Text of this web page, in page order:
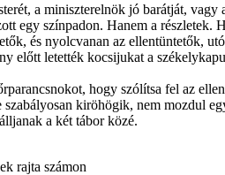
a miniszterelnök jó barátját,
egy színpadon. Hanem a részletek.
és nyolcvanan az ellentüntetők,
előtt letették kocsijukat a
hogy szólítsa fel az
kiröhögik, nem mozdul
a két tábor közé.
rajta számon